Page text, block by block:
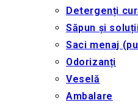
Detergenți
Săpun și
Saci menaj
Odorizanți
Veselă
Ambalare